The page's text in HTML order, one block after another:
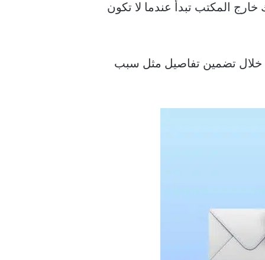
خارج المكتب تبدأ عندما لا تكون
خلال تضمين تفاصيل مثل سبب